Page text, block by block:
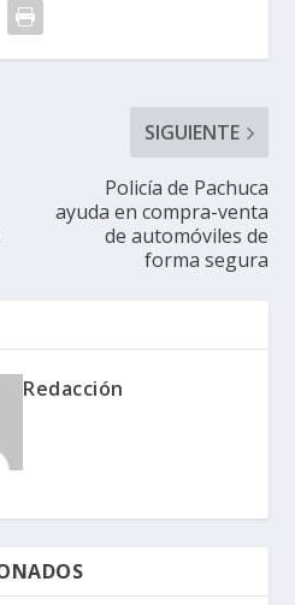
SIGUIENTE
Policía de Pachuca
ayuda en compra-venta
de automóviles de
forma segura
Redacción